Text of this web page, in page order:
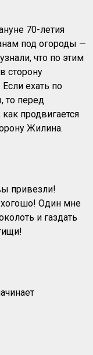
70-летия
под огороды —
что по этим
сторону
ехать по
то перед
продвигается
Жилина.
привезли!
Один мне
и газдать